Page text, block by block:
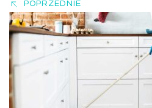
POPRZEDNIE